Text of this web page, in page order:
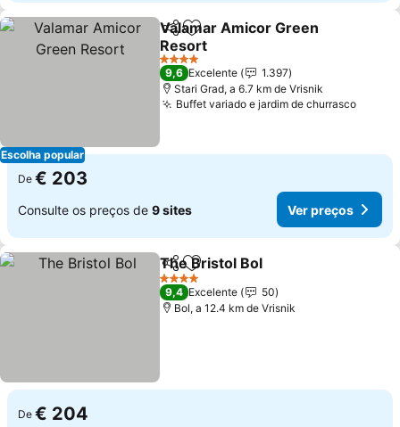
Escolha popular
PartilharAdicionar aos favoritos
Valamar Amicor Green
Resort
Ver preços
4 Estrelas
9,6 Excelente
1.397
Stari Grad, a 6.7 km de Vrisnik
Buffet variado e jardim de churrascoVer
De € 203
Consulte os preços de 9 sites Ver preços
PartilharAdicionar aos favoritos
The Bristol Bol
4 Estrelas
9,4 Excelente
50
Bol, a 12.4 km de Vrisnik
De € 204